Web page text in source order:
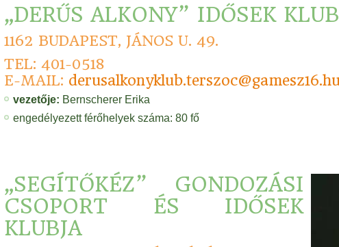
„DERŰS ALKONY” IDŐSEK
1162 BUDAPEST, JÁNOS U. 49.
TEL: 401-0518
E-MAIL:
vezetője: Bernscherer Erika
engedélyezett férőhelyek száma: 80 fő
„SEGÍTŐKÉZ” GONDOZÁSI
CSOPORT ÉS IDŐSEK
KLUBJA